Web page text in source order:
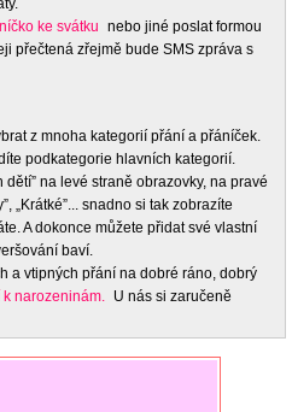
ke svátku nebo jiné poslat formou
přečtená zřejmě bude SMS zpráva s
z mnoha kategorií přání a přáníček.
podkategorie hlavních kategorií.
na levé straně obrazovky, na pravé
„Krátké”... snadno si tak zobrazíte
A dokonce můžete přidat své vlastní
baví.
a vtipných přání na dobré ráno, dobrý
k narozeninám. U nás si zaručeně